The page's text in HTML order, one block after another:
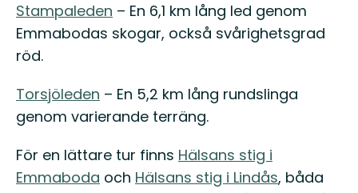
Stampaleden – En 6,1 km lång led genom
Emmabodas skogar, också svårighetsgrad
röd.
Torsjöleden – En 5,2 km lång rundslinga
genom varierande terräng.
För en lättare tur finns Hälsans stig i
Emmaboda och Hälsans stig i Lindås, båda